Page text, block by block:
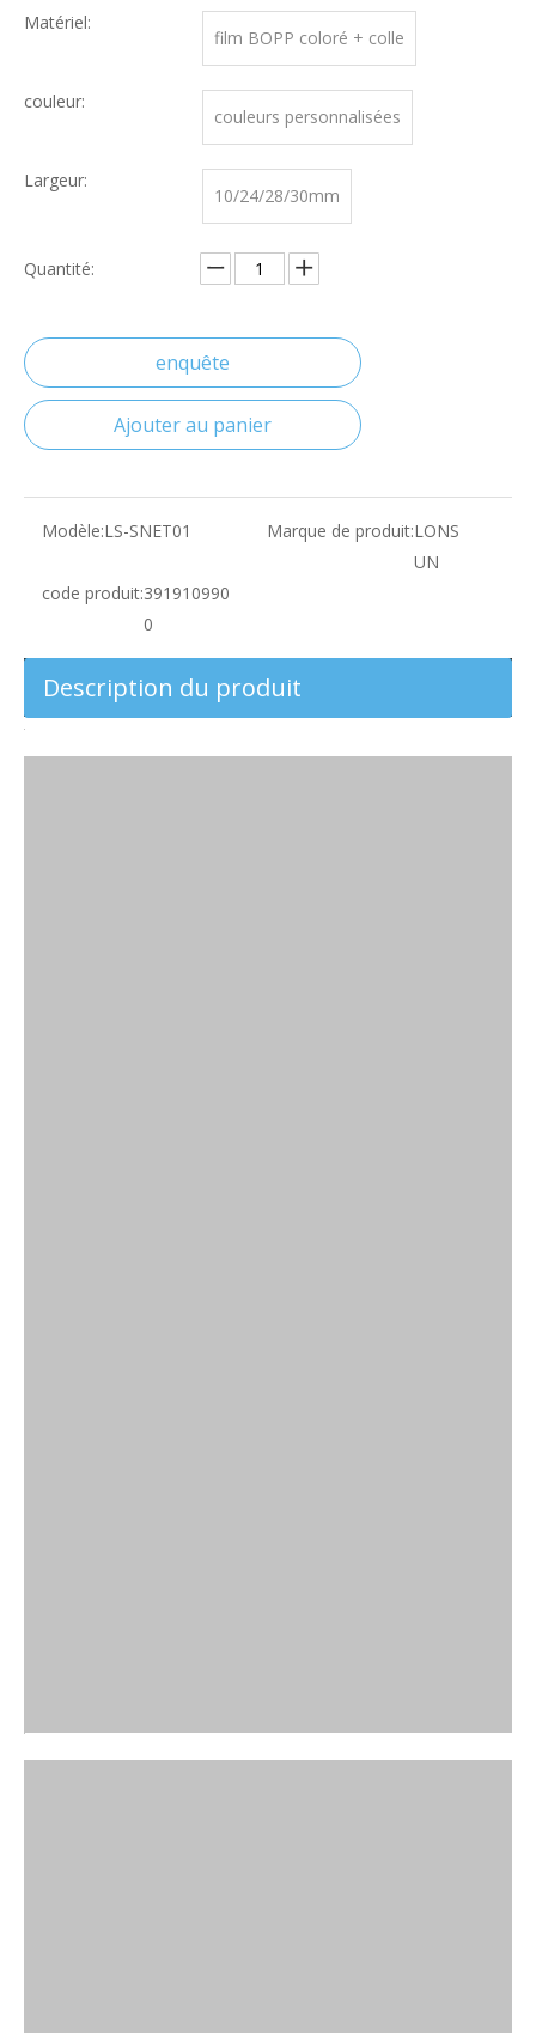
Matériel:
film BOPP coloré + colle
couleur:
couleurs personnalisées
Largeur:
10/24/28/30mm
Quantité:
enquête
Ajouter au panier
Modèle:LS-SNET01 Marque de produit:LONS
UN
code produit:391910990
0
Description du produit